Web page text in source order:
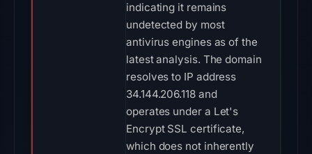
indicating it remains
undetected by most
antivirus engines as of the
latest analysis. The domain
resolves to IP address
34.144.206.118 and
operates under a Let's
Encrypt SSL certificate,
which does not inherently